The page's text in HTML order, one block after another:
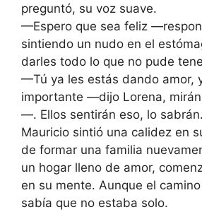
preguntó, su voz suave.
—Espero que sea feliz
sintiendo un nudo en el
darles todo lo que no pude
—Tú ya les estás dando amor,
importante —dijo Lorena,
—. Ellos sentirán eso, lo sabrán.
Mauricio sintió una calidez en
de formar una familia
un hogar lleno de amor,
en su mente. Aunque el
sabía que no estaba solo.